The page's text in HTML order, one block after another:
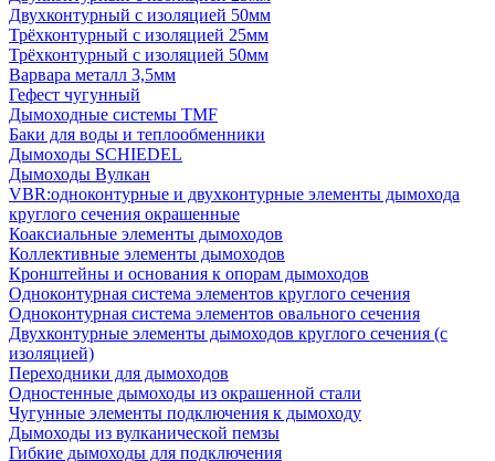
Двухконтурный с изоляцией 50мм
Трёхконтурный с изоляцией 25мм
Трёхконтурный с изоляцией 50мм
Варвара металл 3,5мм
Гефест чугунный
Дымоходные системы TMF
Баки для воды и теплообменники
Дымоходы SCHIEDEL
Дымоходы Вулкан
VBR:одноконтурные и двухконтурные элементы дымохода
круглого сечения окрашенные
Коаксиальные элементы дымоходов
Коллективные элементы дымоходов
Кронштейны и основания к опорам дымоходов
Одноконтурная система элементов круглого сечения
Одноконтурная система элементов овального сечения
Двухконтурные элементы дымоходов круглого сечения (с
изоляцией)
Переходники для дымоходов
Одностенные дымоходы из окрашенной стали
Чугунные элементы подключения к дымоходу
Дымоходы из вулканической пемзы
Гибкие дымоходы для подключения